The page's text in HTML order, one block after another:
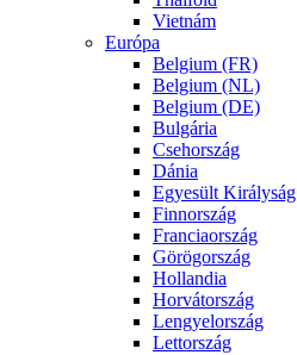
Vietnám
Európa
Belgium (FR)
Belgium (NL)
Belgium (DE)
Bulgária
Csehország
Dánia
Egyesült Királyság
Finnország
Franciaország
Görögország
Hollandia
Horvátország
Lengyelország
Lettország